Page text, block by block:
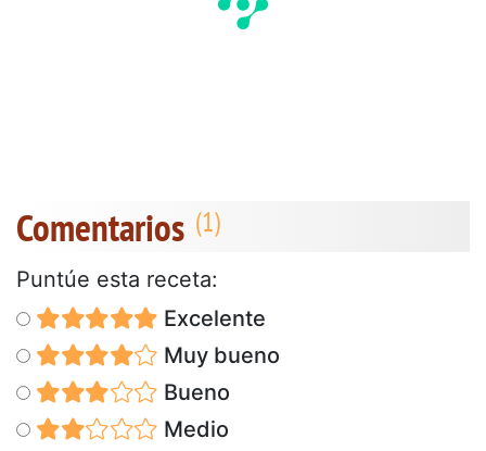
Comentarios
Puntúe esta receta:
Excelente
Muy bueno
Bueno
Medio